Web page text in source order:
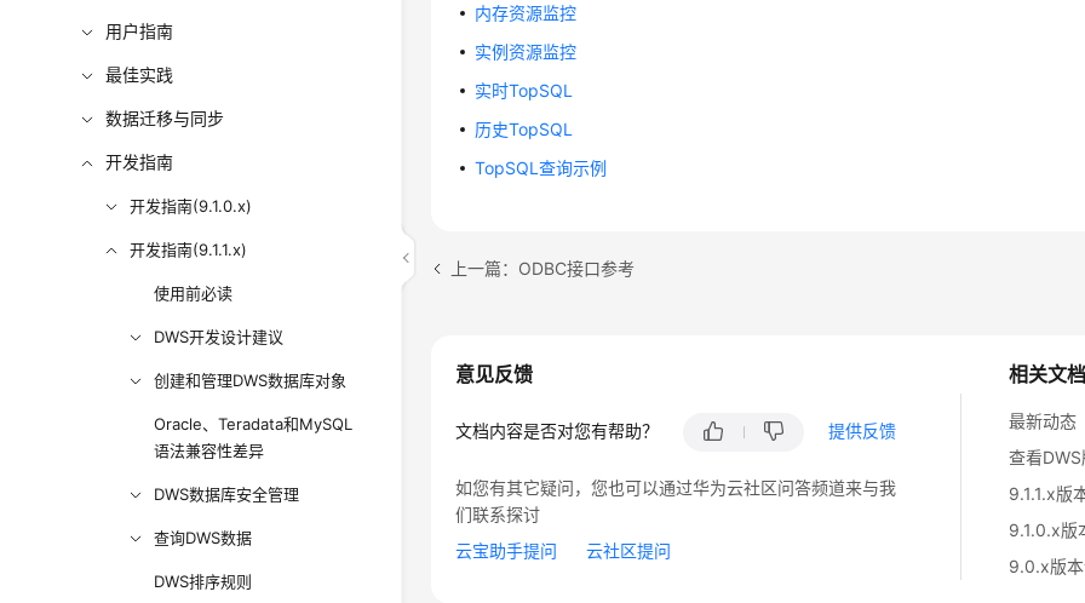
用户指南
最佳实践
数据迁移与同步
开发指南
开发指南(9.1.0.x)
开发指南(9.1.1.x)
使用前必读
DWS开发设计建议
创建和管理DWS数据库对象
Oracle、Teradata和MySQL
语法兼容性差异
DWS数据库安全管理
查询DWS数据
DWS排序规则
内存资源监控
实例资源监控
实时TopSQL
历史TopSQL
TopSQL查询示例
上一篇：ODBC接口参考
相关文档
最新动态
查看
9.1.1.x版
9.1.0.x版
9.0.x版
意见反馈
文档内容是否对您有帮助？ 提供反馈
如您有其它疑问，您也可以通过华为云社区问答频道来与我
们联系探讨
云宝助手提问
云社区提问